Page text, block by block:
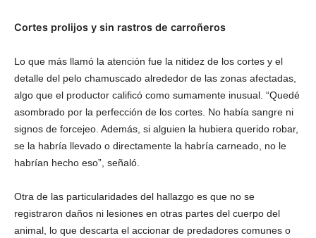
Cortes prolijos y sin rastros de carroñeros
Lo que más llamó la atención fue la nitidez de los cortes y el
detalle del pelo chamuscado alrededor de las zonas afectadas,
algo que el productor calificó como sumamente inusual. “Quedé
asombrado por la perfección de los cortes. No había sangre ni
signos de forcejeo. Además, si alguien la hubiera querido robar,
se la habría llevado o directamente la habría carneado, no le
habrían hecho eso”, señaló.
Otra de las particularidades del hallazgo es que no se
registraron daños ni lesiones en otras partes del cuerpo del
animal, lo que descarta el accionar de predadores comunes o